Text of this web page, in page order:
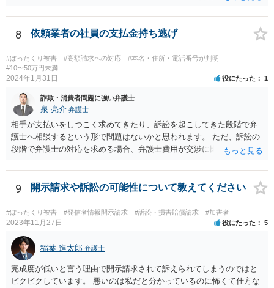
8 依頼業者の社員の支払金持ち逃げ
#ぼったくり被害 #高額請求への対応
#本名・住所・電話番号が判明
#10〜50万円未満
2024年1月31日 役にたった 1
詐欺・消費者問題に強い弁護士
泉 亮介 弁護士
相手が支払いをしつこく求めてきたり、訴訟を起こしてきた段階で弁
護士へ相談するという形で問題はないかと思われます。 ただ、訴訟の
段階で弁護士の対応を求める場合、弁護士費用が交渉に比べて高くな
のかを考えておく必要があるでしょう。
9 開示請求や訴訟の可能性について教えてください
#ぼったくり被害 #発信者情報開示請求 #訴訟・損害賠償請求 #加害者
2023年11月27日 役にたった 5
稲葉 進太郎 弁護士
完成度が低いと言う理由で開示請求されて訴えられてしまうのではと
ビクビクしています。 悪いのは私だと分かっているのに怖くて仕方な